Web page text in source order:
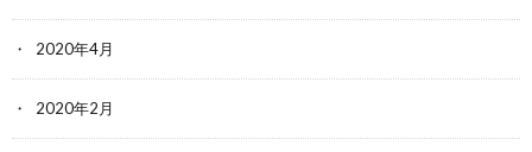
2020年4月
2020年2月